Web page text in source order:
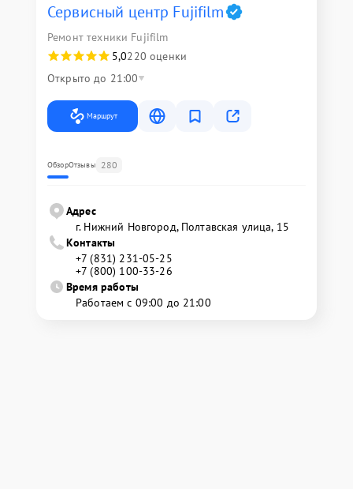
Сервисный центр Fujifilm
Ремонт техники Fujifilm
5,0220 оценки
Открыто до 21:00
Маршрут
ОбзорОтзывы 280
Адрес
г. Нижний Новгород, Полтавская улица, 15
Контакты
+7 (831) 231-05-25
+7 (800) 100-33-26
Время работы
Работаем с 09:00 до 21:00